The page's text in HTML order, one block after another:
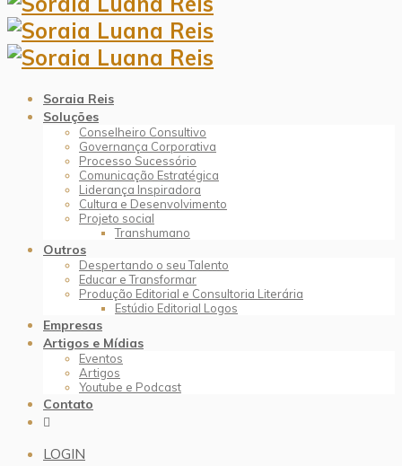
Soraia Reis
Soluções
Conselheiro Consultivo
Governança Corporativa
Processo Sucessório
Comunicação Estratégica
Liderança Inspiradora
Cultura e Desenvolvimento
Projeto social
Transhumano
Outros
Despertando o seu Talento
Educar e Transformar
Produção Editorial e Consultoria Literária
Estúdio Editorial Logos
Empresas
Artigos e Mídias
Eventos
Artigos
Youtube e Podcast
Contato
LOGIN